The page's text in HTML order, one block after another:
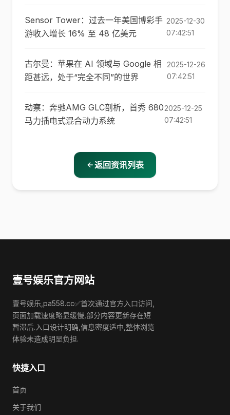
Sensor Tower：过去一年美国博彩手
游收入增长 16% 至 48 亿美元
2025-12-30
07:42:51
古尔曼：苹果在 AI 领域与 Google 相
距甚远，处于“完全不同”的世界
2025-12-26
07:42:51
动察：奔驰AMG GLC剖析，首秀 680
马力插电式混合动力系统
2025-12-25
07:42:51
返回资讯列表
壹号娱乐官方网站
壹号娱乐,pa558.cc✅首次通过官方入口访问,
页面加载速度略显缓慢,部分内容更新存在短
暂滞后.入口设计明确,信息密度适中,整体浏览
体验未造成明显负担.
快捷入口
首页
关于我们